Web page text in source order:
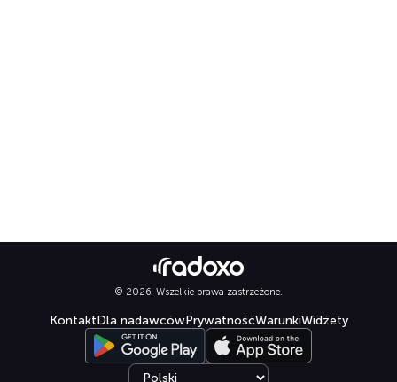
© 2026. Wszelkie prawa zastrzeżone.
KontaktDla nadawcówPrywatnośćWarunkiWidżety
Select language